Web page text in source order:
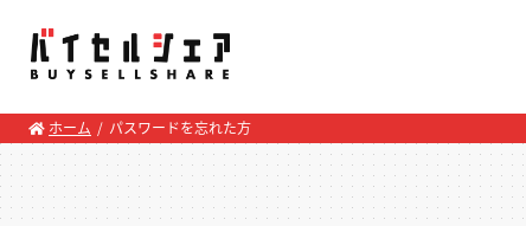
ホーム パスワードを忘れた方